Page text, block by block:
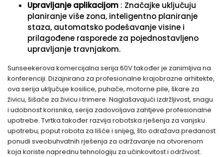
Upravljanje aplikacijom : Značajke uključuju
planiranje više zona, inteligentno planiranje
staza, automatsko podešavanje visine i
prilagođene rasporede za pojednostavljeno
upravljanje travnjakom.
Sunseekerova komercijalna serija 60V također je zanimljiva na
konferenciji. Dizajnirana za profesionalne krajobrazne arhitekte,
ova serija uključuje kosilice, puhače, motorne pile, škare za
živicu, šišače za živicu i trimere. Naglašavajući izdržljivost, snagu
i udobnost korisnika, serija zadovoljava zahtjeve profesionalne
upotrebe. Tvrtka također razvija robotska rješenja za vanjsku
upotrebu, poput robota za lišće i snijeg, što odražava predanost
ponudi sveobuhvatnih rješenja za održavanje na otvorenom
koja koriste naprednu tehnologiju za učinkovitost i održivost.